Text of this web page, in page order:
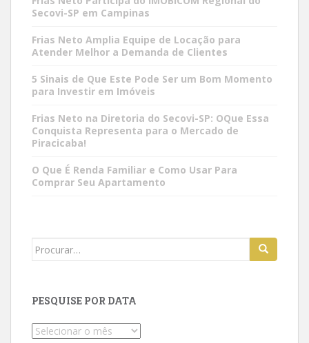
Secovi-SP em Campinas
Frias Neto Amplia Equipe de Locação para
Atender Melhor a Demanda de Clientes
5 Sinais de Que Este Pode Ser um Bom Momento
para Investir em Imóveis
Frias Neto na Diretoria do Secovi-SP: OQue Essa
Conquista Representa para o Mercado de
Piracicaba!
O Que É Renda Familiar e Como Usar Para
Comprar Seu Apartamento
Search
PESQUISE POR DATA
Pesquise